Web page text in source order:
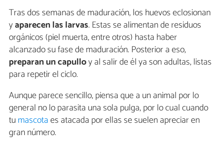
Tras dos semanas de maduración, los huevos eclosionan
yaparecen las larvas. Estas se alimentan de residuos
orgánicos (piel muerta, entre otros) hasta haber
alcanzado su fase de maduración. Posterior a eso,
preparan uncapulloy al salir de él ya son adultas, listas
para repetir el ciclo.
Aunque parece sencillo, piensa que a un animal por lo
general no lo parasita una sola pulga, por lo cual cuando
tumascotaes atacada por ellas se suelen apreciar en
gran número.